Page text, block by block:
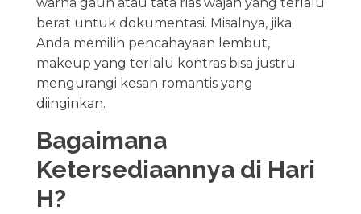
warna gaun atau tata rias wajah yang terlalu
berat untuk dokumentasi. Misalnya, jika
Anda memilih pencahayaan lembut,
makeup yang terlalu kontras bisa justru
mengurangi kesan romantis yang
diinginkan.
Bagaimana
Ketersediaannya di Hari
H?